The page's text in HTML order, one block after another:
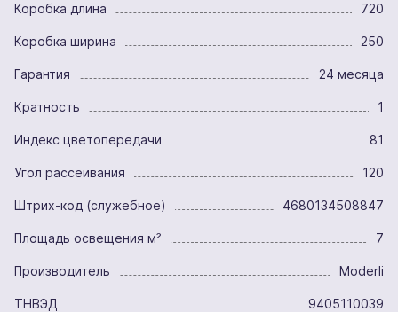
Коробка длина 720
Коробка ширина 250
Гарантия 24 месяца
Кратность 1
Индекс цветопередачи 81
Угол рассеивания 120
Штрих-код (служебное) 4680134508847
Площадь освещения м² 7
Производитель Moderli
ТНВЭД 9405110039